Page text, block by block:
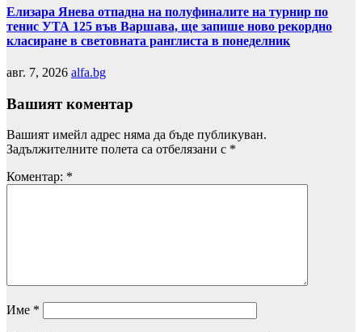
Елизара Янева отпадна на полуфиналите на турнир по
тенис УТА 125 във Варшава, ще запише ново рекордно
класиране в световната ранглиста в понеделник
авг. 7, 2026 alfa.bg
Вашият коментар
Вашият имейл адрес няма да бъде публикуван.
Задължителните полета са отбелязани с *
Коментар: *
Име *